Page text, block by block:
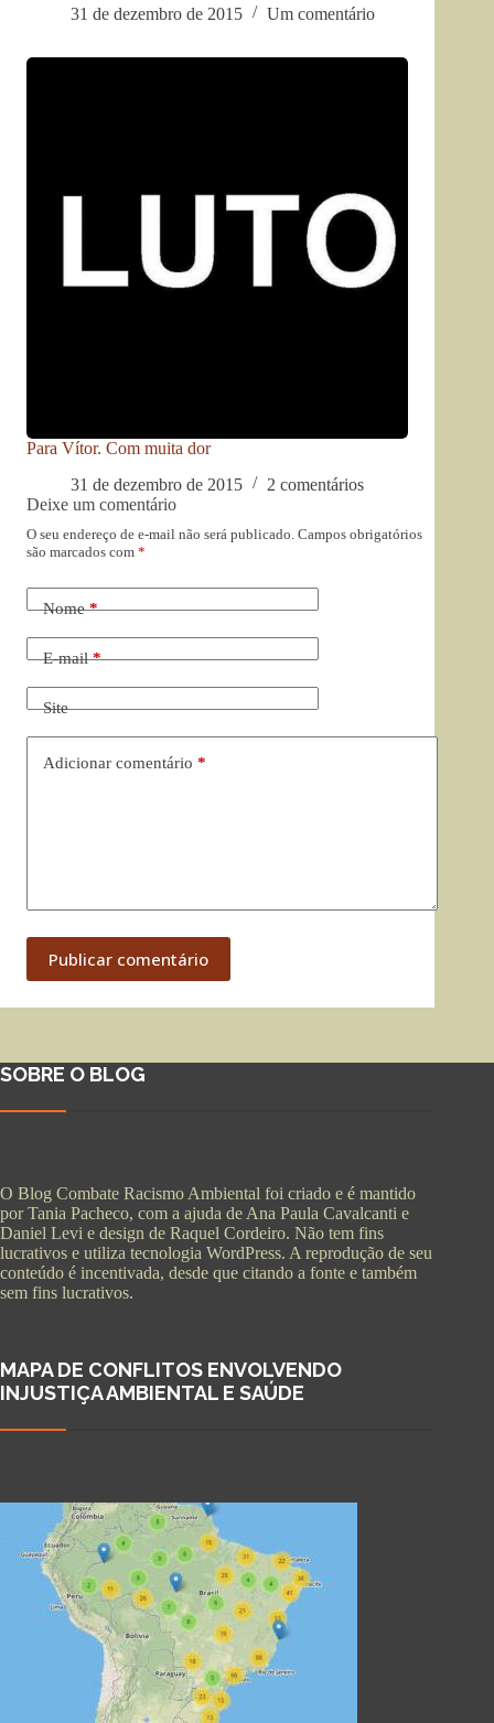
31 de dezembro de 2015
Um comentário
Para Vítor. Com muita dor
31 de dezembro de 2015
2 comentários
Deixe um comentário
O seu endereço de e-mail não será publicado. Campos obrigatórios
são marcados com *
Nome*
E-mail*
Site
Adicionar comentário *
Publicar comentário
SOBRE O BLOG
O Blog Combate Racismo Ambiental foi criado e é mantido
por Tania Pacheco, com a ajuda de Ana Paula Cavalcanti e
Daniel Levi e design de Raquel Cordeiro. Não tem fins
lucrativos e utiliza tecnologia WordPress. A reprodução de seu
conteúdo é incentivada, desde que citando a fonte e também
sem fins lucrativos.
MAPA DE CONFLITOS ENVOLVENDO
INJUSTIÇA AMBIENTAL E SAÚDE